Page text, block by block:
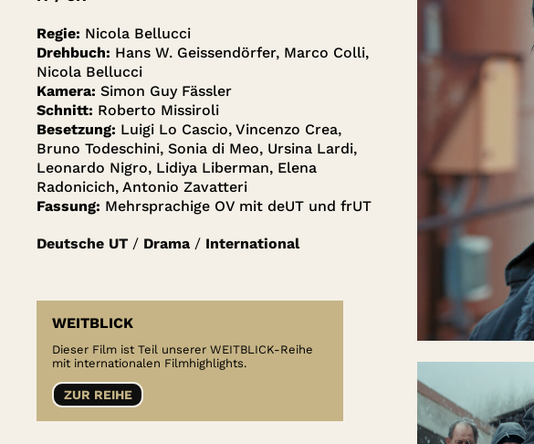
Regie: Nicola Bellucci
Drehbuch: Hans W. Geissendörfer, Marco Colli,
Nicola Bellucci
Kamera: Simon Guy Fässler
Schnitt: Roberto Missiroli
Besetzung: Luigi Lo Cascio, Vincenzo Crea,
Bruno Todeschini, Sonia di Meo, Ursina Lardi,
Leonardo Nigro, Lidiya Liberman, Elena
Radonicich, Antonio Zavatteri
Fassung: Mehrsprachige OV mit deUT und frUT
Deutsche UT / Drama / International
WEITBLICK
Dieser Film ist Teil unserer WEITBLICK-Reihe
mit internationalen Filmhighlights.
ZUR REIHE